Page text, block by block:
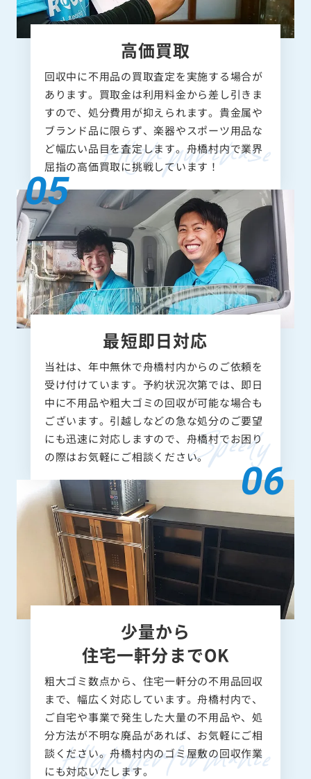
高価買取
回収中に不用品の買取査定を実施する場合が
あります。買取金は利用料金から差し引きま
すので、処分費用が抑えられます。貴金属や
ブランド品に限らず、楽器やスポーツ用品な
ど幅広い品目を査定します。舟橋村内で業界
屈指の高価買取に挑戦しています！
最短即日対応
当社は、年中無休で舟橋村内からのご依頼を
受け付けています。予約状況次第では、即日
中に不用品や粗大ゴミの回収が可能な場合も
ございます。引越しなどの急な処分のご要望
にも迅速に対応しますので、舟橋村でお困り
の際はお気軽にご相談ください。
少量から
住宅一軒分までOK
粗大ゴミ数点から、住宅一軒分の不用品回収
まで、幅広く対応しています。舟橋村内で、
ご自宅や事業で発生した大量の不用品や、処
分方法が不明な廃品があれば、お気軽にご相
談ください。舟橋村内のゴミ屋敷の回収作業
にも対応いたします。